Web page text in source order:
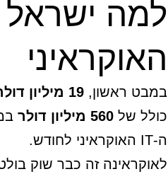
האוקראיני
במבט ראשון, 19 מיליון דולר
כולל של 560 מיליון דולר
ה-IT האוקראיני לחודש.
לאוקראינה זה כבר שוק